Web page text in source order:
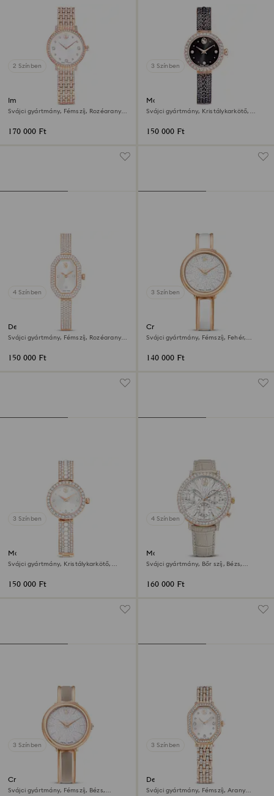
2 Színben
Imber óra
Svájci gyártmány, Fémszíj, Rozéarany
170 000 Ft
3 Színben
Matrix pearl bangle óra
Svájci gyártmány, Kristálykarkötő,
150 000 Ft
4 Színben
Dextera bangle óra
Svájci gyártmány, Fémszíj, Rozéarany
150 000 Ft
3 Színben
Crystalline bangle óra
Svájci gyártmány, Fémszíj, Fehér,
140 000 Ft
3 Színben
Matrix pearl karpereces óra
Svájci gyártmány, Kristálykarkötő,
150 000 Ft
4 Színben
Matrix tennis chrono óra
Svájci gyártmány, Bőr szíj, Bézs,
160 000 Ft
3 Színben
Crystalline bangle óra
Svájci gyártmány, Fémszíj, Bézs,
3 Színben
Dextera octagon óra
Svájci gyártmány, Fémszíj, Arany